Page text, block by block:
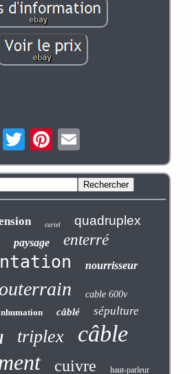
curiel quadruplex
paysage enterré
nourrisseur
cable 600v
câblé sépulture
triplex câble
cuivre haut-parleur